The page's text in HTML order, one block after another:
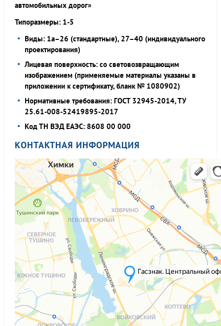
автомобильных дорог»
Типоразмеры: 1-5
Виды: 1а–26 (стандартные), 27–40 (индивидуального
проектирования)
Лицевая поверхность: со световозвращающим
изображением (применяемые материалы указаны в
приложении к сертификату, бланк № 1080902)
Нормативные требования: ГОСТ 32945-2014, ТУ
25.61-008-52419895-2017
Код ТН ВЭД ЕАЭС: 8608 00 000
КОНТАКТНАЯ ИНФОРМАЦИЯ